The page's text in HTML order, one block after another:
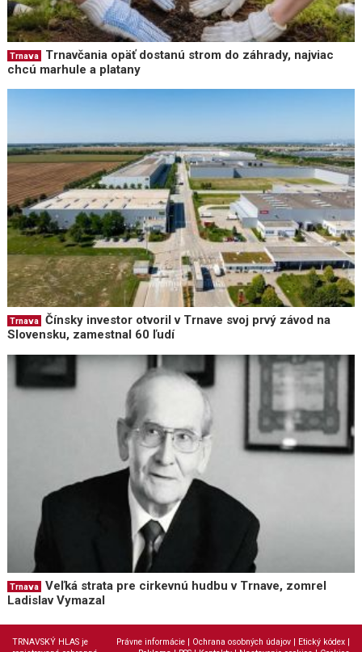
Trnava
Trnavčania opäť dostanú strom do záhrady, najviac
chcú marhule a platany
Trnava
Čínsky investor otvoril v Trnave svoj prvý závod na
Slovensku, zamestnal 60 ľudí
Trnava
Veľká strata pre cirkevnú hudbu v Trnave, zomrel
Ladislav Vymazal
TRNAVSKÝ HLAS je
Právne informácie Ochrana osobných údajov Etický kódex